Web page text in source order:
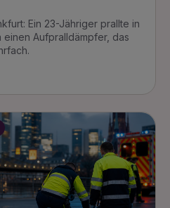
Ein 23-Jähriger prallte in
Aufpralldämpfer, das